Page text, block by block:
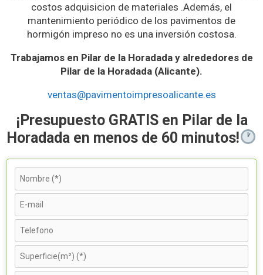
costos adquisicion de materiales .Además, el
mantenimiento periódico de los pavimentos de
hormigón impreso no es una inversión costosa.
Trabajamos en Pilar de la Horadada y alrededores de
Pilar de la Horadada (Alicante).
ventas@pavimentoimpresoalicante.es
¡Presupuesto GRATIS en Pilar de la
Horadada en menos de 60 minutos!